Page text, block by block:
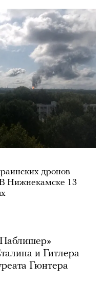
дронов
В Нижнекамске 13
и Гитлера
Гюнтера